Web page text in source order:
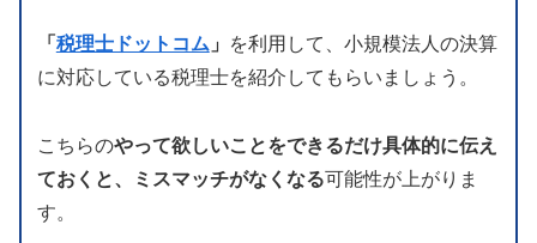
「税理士ドットコム 」 を利用して、小規模法人の決算
に対応している税理士を紹介してもらいましょう。
こちらのやって欲しいことをできるだけ具体的に伝え
ておくと、ミスマッチがなくなる可能性が上がりま
す。